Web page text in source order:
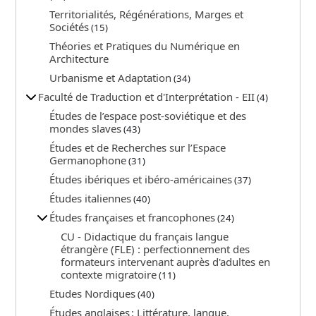
Territorialités, Régénérations, Marges et
Sociétés(15)
Théories et Pratiques du Numérique en
Architecture
Urbanisme et Adaptation (34)
Faculté de Traduction et d'Interprétation - EII(4)
Études de l’espace post-soviétique et des
mondes slaves(43)
Études et de Recherches sur l’Espace
Germanophone(31)
Études ibériques et ibéro-américaines(37)
Études italiennes(40)
Études françaises et francophones(24)
CU - Didactique du français langue
étrangère (FLE) : perfectionnement des
formateurs intervenant auprès d'adultes en
contexte migratoire(11)
Etudes Nordiques(40)
Études anglaises : Littérature, langue,